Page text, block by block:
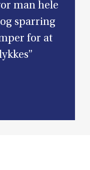
man hele
sparring
for at